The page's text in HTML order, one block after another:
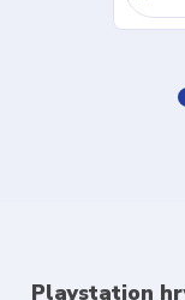
Playstation